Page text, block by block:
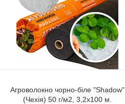
Агроволокно чорно-біле "Shadow"
(Чехія) 50 г/м2, 3,2х100 м.